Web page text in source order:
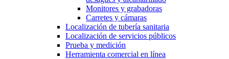
Monitores y grabadoras
Carretes y cámaras
Localización de tubería sanitaria
Localización de servicios públicos
Prueba y medición
Herramienta comercial en línea